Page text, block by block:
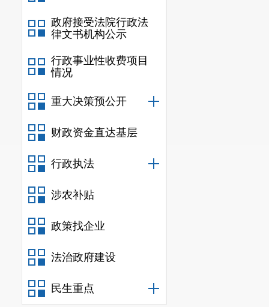
政府接受法院行政法
律文书机构公示
行政事业性收费项目
情况
重大决策预公开
财政资金直达基层
行政执法
涉农补贴
政策找企业
法治政府建设
民生重点